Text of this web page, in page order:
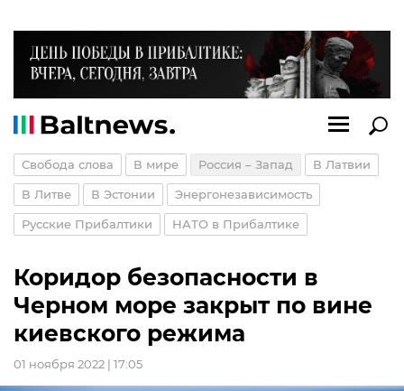
Свобода слова В мире Россия – Запад В Латвии
В Литве В Эстонии Энергонезависимость
Русские Прибалтики НАТО в Прибалтике
Коридор безопасности в
Черном море закрыт по вине
киевского режима
01 ноября 2022 | 17:05